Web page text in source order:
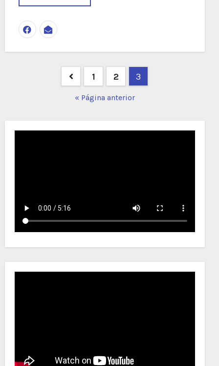
Navegación 1 2 3
« Página anterior